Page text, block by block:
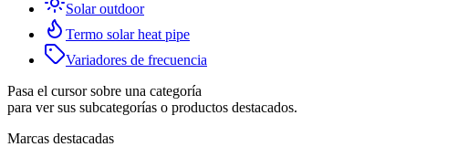
Solar outdoor
Termo solar heat pipe
Variadores de frecuencia
Pasa el cursor sobre una categoría
para ver sus subcategorías o productos destacados.
Marcas destacadas